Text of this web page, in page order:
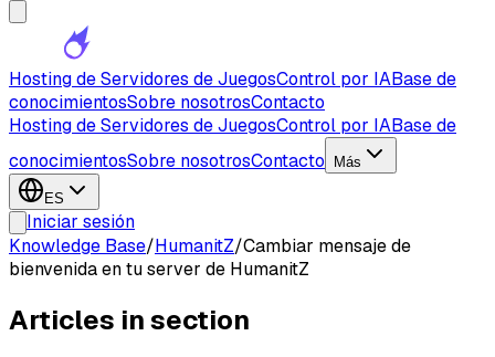
Hosting de Servidores de JuegosControl por IABase de
conocimientosSobre nosotrosContacto
Hosting de Servidores de JuegosControl por IABase de
conocimientosSobre nosotrosContacto Más
ES
Iniciar sesión
Knowledge Base/HumanitZ/Cambiar mensaje de
bienvenida en tu server de HumanitZ
Articles in section